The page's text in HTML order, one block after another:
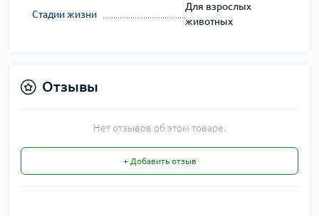
Стадии жизни
Для взрослых
животных
Отзывы
Нет отзывов об этом товаре.
+ Добавить отзыв